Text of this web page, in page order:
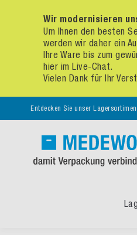
Wir modernisieren
Um Ihnen den besten
werden wir daher ein
Ihre Ware bis zum
hier im Live-Chat.
Vielen Dank für Ihr
Entdecken Sie unser